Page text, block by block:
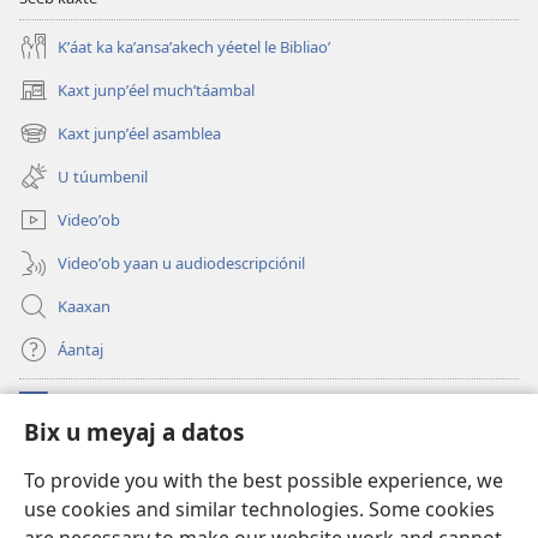
Bix u meyaj a datos
To provide you with the best possible experience, we
use cookies and similar technologies. Some cookies
Mayo–
Junio
2024
Kʼáat ka kaʼansaʼakech yéetel le Bibliaoʼ
Kaxt junpʼéel muchʼtáambal
(opens
new
window)
Kaxt junpʼéel asamblea
(opens
new
window)
U túumbenil
Videoʼob
Videoʼob yaan u audiodescripciónil
Kaaxan
Áantaj
(opens
new
Biblioteca ich Internet tiʼ le Watchtoweroʼ™
(opens
new
window)JW Hub